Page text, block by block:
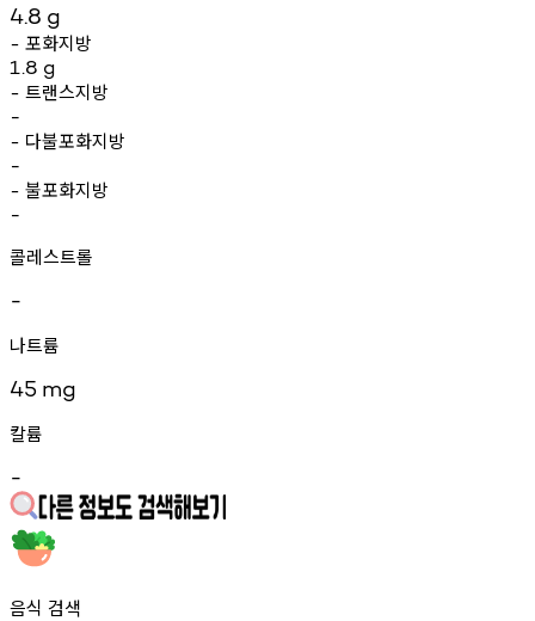
4.8 g
- 포화지방
1.8 g
- 트랜스지방
-
- 다불포화지방
-
- 불포화지방
-
콜레스트롤
-
나트륨
45 mg
칼륨
-
음식 검색